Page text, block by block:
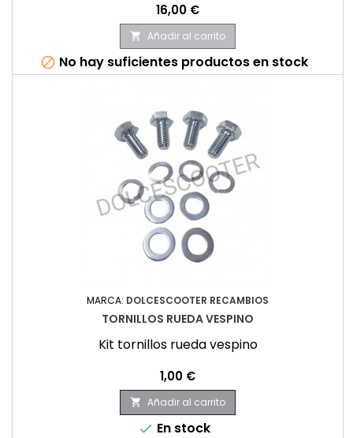
Precio
16,00 €
 Añadir al carrito
 No hay suficientes productos en stock
MARCA: DOLCESCOOTER RECAMBIOS
TORNILLOS RUEDA VESPINO
Kit tornillos rueda vespino
Precio
1,00 €
 Añadir al carrito
 En stock